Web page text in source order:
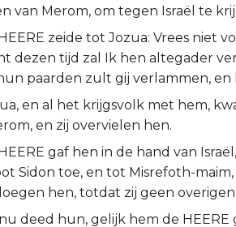
van Merom, om tegen Israël te
zeide tot Jozua: Vrees niet
dezen tijd zal Ik hen altegader
paarden zult gij verlammen,
en al het krijgsvolk met hem,
en zij overvielen hen.
gaf hen in de hand van
Sidon toe, en tot Misrefoth-
hen, totdat zij geen
deed hun, gelijk hem de